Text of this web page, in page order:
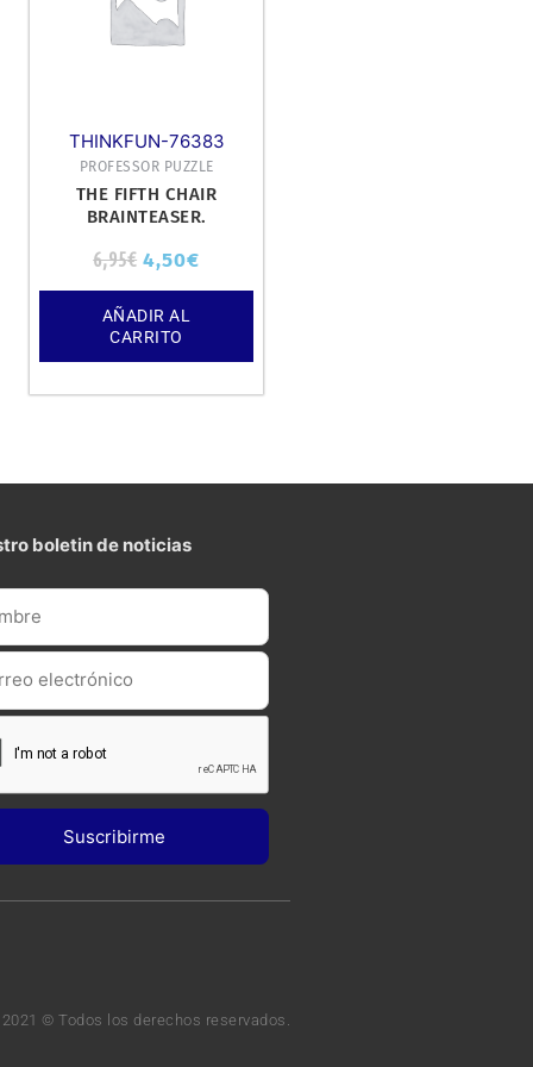
THINKFUN-76383
PROFESSOR PUZZLE
THE FIFTH CHAIR
BRAINTEASER.
6,95€ 4,50€
AÑADIR AL
CARRITO
boletin de noticias
© Todos los derechos reservados.